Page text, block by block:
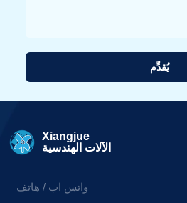
يُقدِّم
Xiangjue
الآلات الهندسية
واتس اب / هاتف